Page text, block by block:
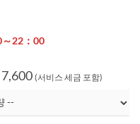
22：00
(서비스 세금 포함)